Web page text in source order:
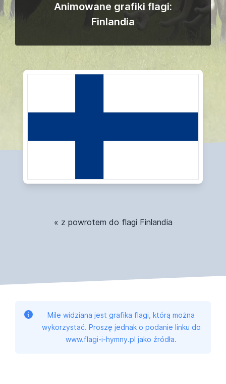
Animowane grafiki flagi:
Finlandia
« z powrotem do flagi Finlandia
Mile widziana jest grafika flagi, którą można
wykorzystać. Proszę jednak o podanie linku do
www.flagi-i-hymny.pl jako źródła.